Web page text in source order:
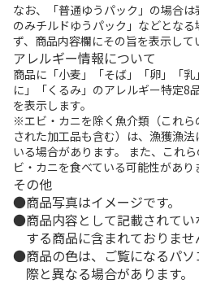
なお、「普通ゆうパック」の場合
のみチルドゆうパック」などとな
ず、商品内容欄にその旨を表示して
アレルギー情報について
商品に「小麦」「そば」「卵」「
に」「くるみ」のアレルギー特定8
を表示します。
※エビ・カニを除く魚介類（これ
された加工品も含む）は、漁獲漁
いる場合があります。 また、これ
ビ・カニを食べている可能性があり
その他
商品写真はイメージです。
商品内容として記載されて
する商品に含まれておりませ
商品の色は、ご覧になるパ
際と異なる場合があります。